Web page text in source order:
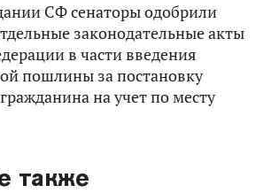
СФ сенаторы одобрили
законодательные акты
в части введения
пошлины за постановку
на учет по месту
также